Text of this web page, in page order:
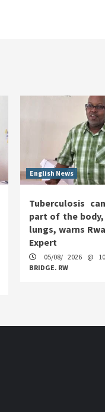
English News
Tuberculosis
part of the
lungs, warns
Expert
05/08/ 2026 @
BRIDGE. RW